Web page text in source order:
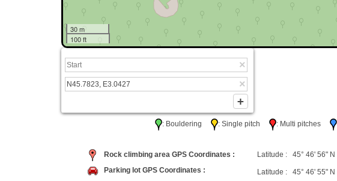
30 m
100 ft
: Bouldering : Single pitch : Multi pitches
Rock climbing area GPS Coordinates : Latitude : 45° 46' 56" N
Parking lot GPS Coordinates :
Latitude : 45° 46' 55" N